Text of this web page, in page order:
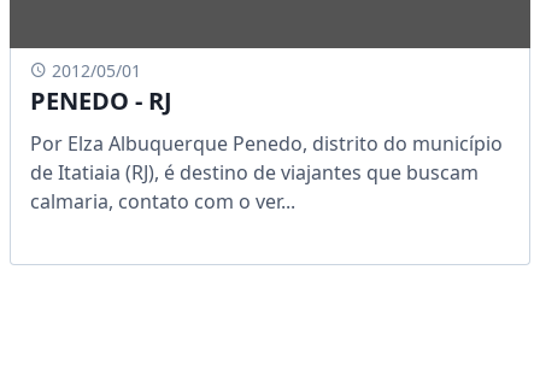
2012/05/01
PENEDO - RJ
Por Elza Albuquerque Penedo, distrito do município
de Itatiaia (RJ), é destino de viajantes que buscam
calmaria, contato com o ver...